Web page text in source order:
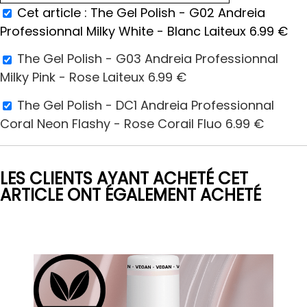
Cet article : The Gel Polish - G02 Andreia
Professionnal Milky White - Blanc Laiteux 6.99 €
The Gel Polish - G03 Andreia Professionnal
Milky Pink - Rose Laiteux 6.99 €
The Gel Polish - DC1 Andreia Professionnal
Coral Neon Flashy - Rose Corail Fluo 6.99 €
LES CLIENTS AYANT ACHETÉ CET
ARTICLE ONT ÉGALEMENT ACHETÉ